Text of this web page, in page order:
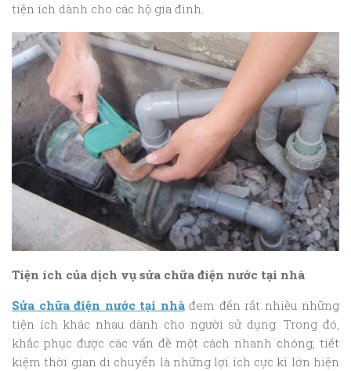
tiện ích dành cho các hộ gia đình.
Tiện ích của dịch vụ sửa chữa điện nước tại nhà
Sửa chữa điện nước tại nhàđem đến rất nhiều những
tiện ích khác nhau dành cho người sử dụng. Trong đó,
khắc phục được các vấn đề một cách nhanh chóng, tiết
kiệm thời gian di chuyển là những lợi ích cực kì lớn hiện